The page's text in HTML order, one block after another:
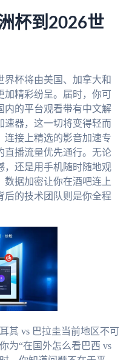
杯到2026世
界杯将由美国、加拿大和
加精彩纷呈。届时，你可
内的平台观看带有中文解
速器，这一切将变得轻而
连接上精选的影音加速专
直播流量优先通行。无论
，还是用手机随时随地观
数据加密让你在酒吧连上
后的技术团队则是你全程
其 vs 巴拉圭当前地区不可
为“在国外怎么看巴西 vs